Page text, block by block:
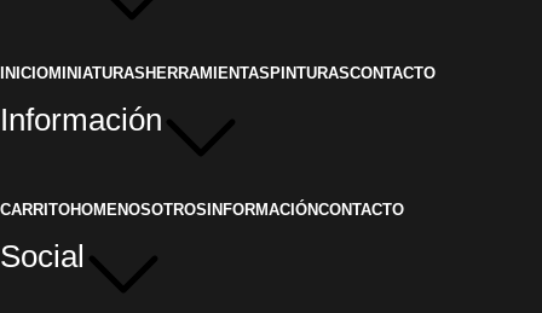
INICIOMINIATURAS HERRAMIENTAS PINTURASCONTACTO
Información
CARRITOHOMENOSOTROS INFORMACIÓNCONTACTO
Social